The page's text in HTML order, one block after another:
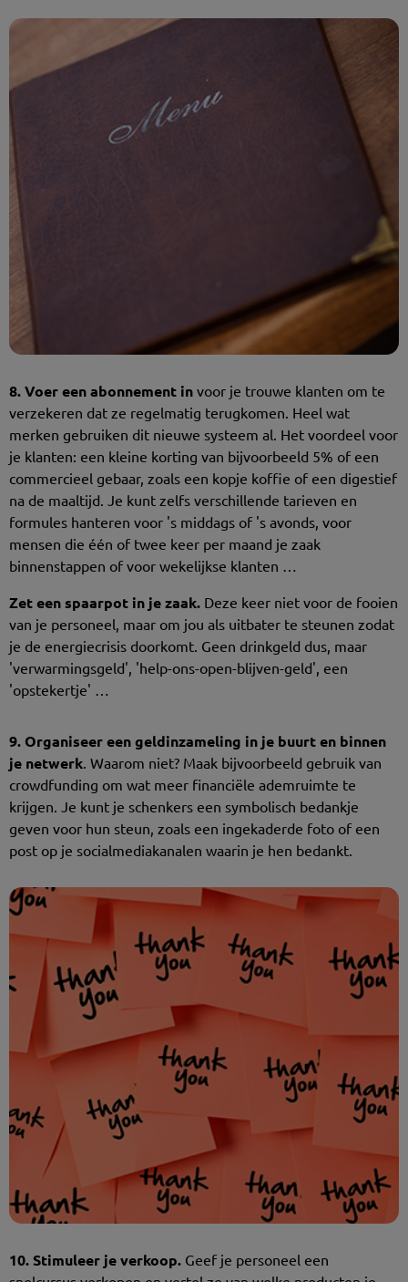
8. Voer een abonnement in voor je trouwe klanten om te
verzekeren dat ze regelmatig terugkomen. Heel wat
merken gebruiken dit nieuwe systeem al. Het voordeel voor
je klanten: een kleine korting van bijvoorbeeld 5% of een
commercieel gebaar, zoals een kopje koffie of een digestief
na de maaltijd. Je kunt zelfs verschillende tarieven en
formules hanteren voor 's middags of 's avonds, voor
mensen die één of twee keer per maand je zaak
binnenstappen of voor wekelijkse klanten …
Zet een spaarpot in je zaak. Deze keer niet voor de fooien
van je personeel, maar om jou als uitbater te steunen zodat
je de energiecrisis doorkomt. Geen drinkgeld dus, maar
'verwarmingsgeld', 'help-ons-open-blijven-geld', een
'opstekertje' …
9. Organiseer een geldinzameling in je buurt en binnen
je netwerk. Waarom niet? Maak bijvoorbeeld gebruik van
crowdfunding om wat meer financiële ademruimte te
krijgen. Je kunt je schenkers een symbolisch bedankje
geven voor hun steun, zoals een ingekaderde foto of een
post op je socialmediakanalen waarin je hen bedankt.
10. Stimuleer je verkoop. Geef je personeel een